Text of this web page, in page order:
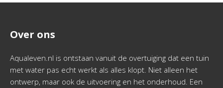
Over ons
Aqualeven.nl is ontstaan vanuit de overtuiging dat een tuin
met water pas echt werkt als alles klopt. Niet alleen het
ontwerp, maar ook de uitvoering en het onderhoud. Een